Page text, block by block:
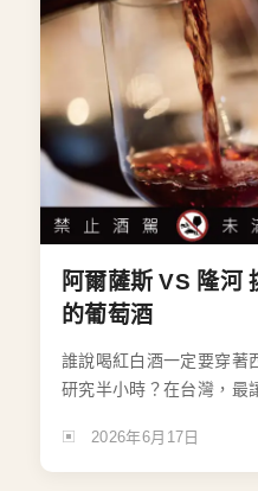
阿爾薩斯 VS 隆河
的葡萄酒
誰說喝紅白酒一定要穿著
研究半小時？在台灣，最
2026年6月17日